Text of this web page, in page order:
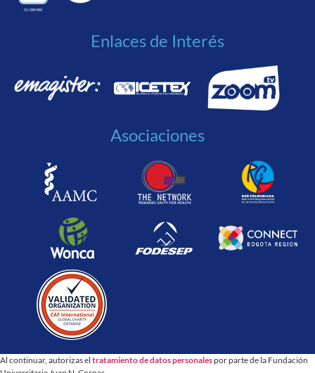
Enlaces de Interés
Asociaciones
Al continuar, autorizas el tratamiento de datos personalespor parte de la Fundación